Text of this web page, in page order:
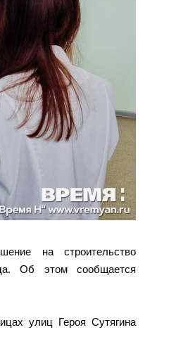
на строительство
Об этом сообщается
улиц Героя Сутягина